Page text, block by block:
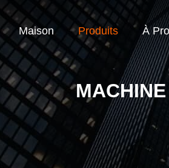
Maison Produits À